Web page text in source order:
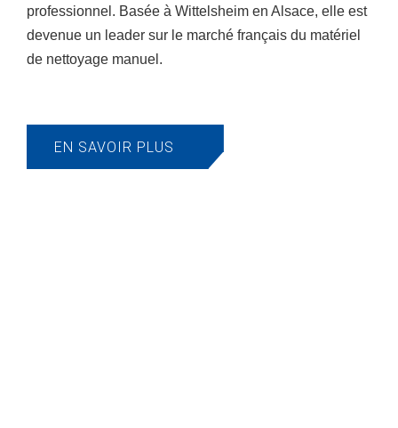
professionnel. Basée à Wittelsheim en Alsace, elle est
devenue un leader sur le marché français du matériel
de nettoyage manuel.
EN SAVOIR PLUS